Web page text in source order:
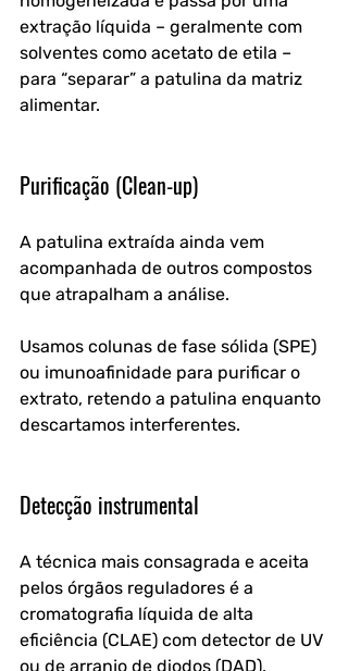
extração líquida – geralmente com
solventes como acetato de etila –
para “separar” a patulina da matriz
alimentar.
Purificação (Clean-up)
A patulina extraída ainda vem
acompanhada de outros compostos
que atrapalham a análise.
Usamos colunas de fase sólida (SPE)
ou imunoafinidade para purificar o
extrato, retendo a patulina enquanto
descartamos interferentes.
Detecção instrumental
A técnica mais consagrada e aceita
pelos órgãos reguladores é a
cromatografia líquida de alta
eficiência (CLAE) com detector de UV
ou de arranjo de diodos (DAD).